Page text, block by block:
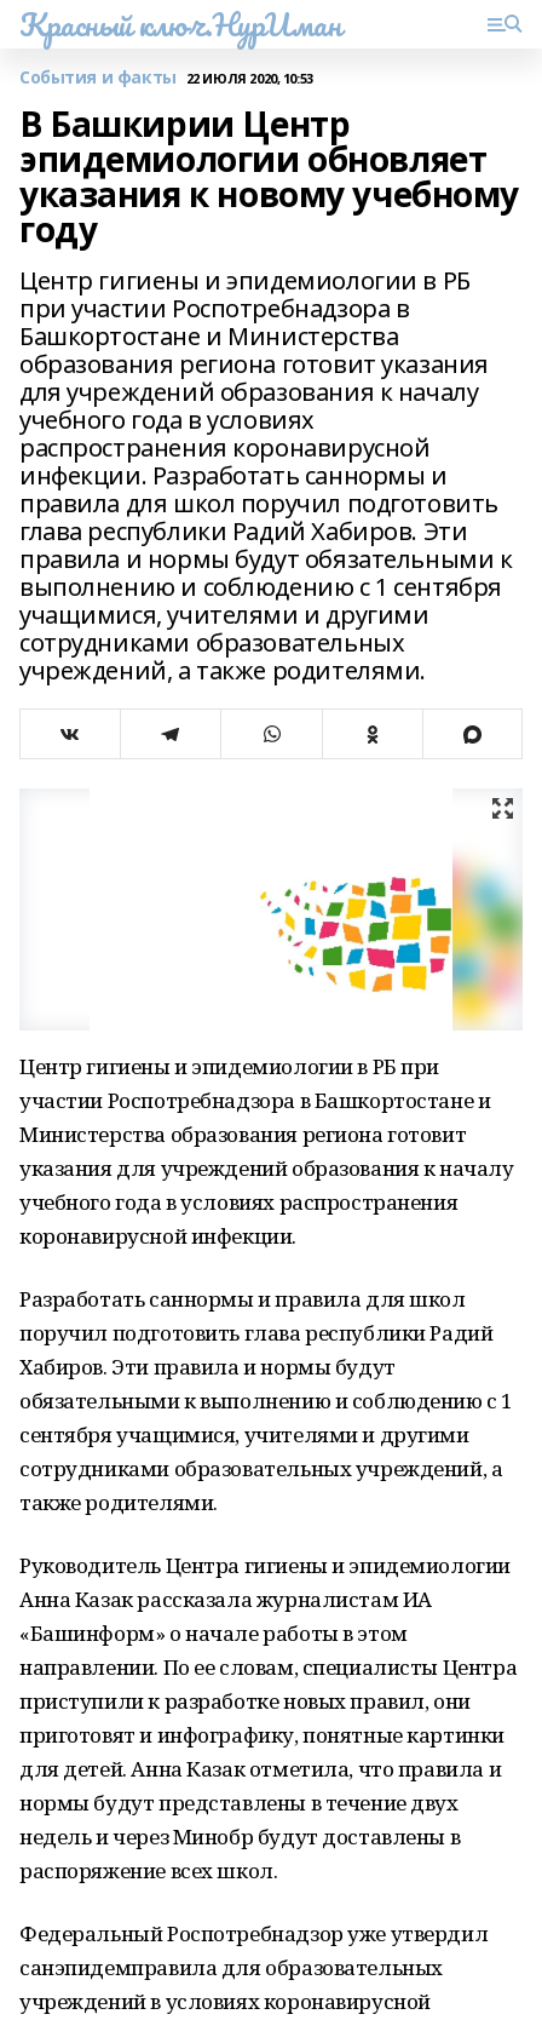
Красный ключ.НурИман
События и факты 22 ИЮЛЯ 2020, 10:53
В Башкирии Центр
эпидемиологии обновляет
указания к новому учебному
году
Центр гигиены и эпидемиологии в РБ
при участии Роспотребнадзора в
Башкортостане и Министерства
образования региона готовит указания
для учреждений образования к началу
учебного года в условиях
распространения коронавирусной
инфекции. Разработать саннормы и
правила для школ поручил подготовить
глава республики Радий Хабиров. Эти
правила и нормы будут обязательными к
выполнению и соблюдению с 1 сентября
учащимися, учителями и другими
сотрудниками образовательных
учреждений, а также родителями.
Центр гигиены и эпидемиологии в РБ при
участии Роспотребнадзора в Башкортостане и
Министерства образования региона готовит
указания для учреждений образования к началу
учебного года в условиях распространения
коронавирусной инфекции.
Разработать саннормы и правила для школ
поручил подготовить глава республики Радий
Хабиров. Эти правила и нормы будут
обязательными к выполнению и соблюдению с 1
сентября учащимися, учителями и другими
сотрудниками образовательных учреждений, а
также родителями.
Руководитель Центра гигиены и эпидемиологии
Анна Казак рассказала журналистам ИА
«Башинформ» о начале работы в этом
направлении. По ее словам, специалисты Центра
приступили к разработке новых правил, они
приготовят и инфографику, понятные картинки
для детей. Анна Казак отметила, что правила и
нормы будут представлены в течение двух
недель и через Минобр будут доставлены в
распоряжение всех школ.
Федеральный Роспотребнадзор уже утвердил
санэпидемправила для образовательных
учреждений в условиях коронавирусной